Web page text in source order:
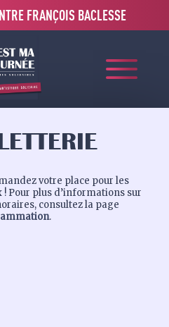
FRANÇOIS BACLESSE
votre place pour les
Pour plus d’informations sur
consultez la page
.